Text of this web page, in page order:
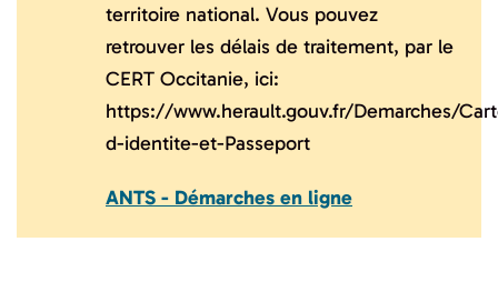
territoire national. Vous pouvez
retrouver les délais de traitement, par le
CERT Occitanie, ici:
https://www.herault.gouv.fr/Demarches/
d-identite-et-Passeport
ANTS - Démarches en ligne